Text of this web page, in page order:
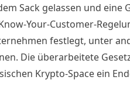
Sack gelassen und eine
Your-Customer-
festlegt, unter
Die überarbeitete
Krypto-Space ein